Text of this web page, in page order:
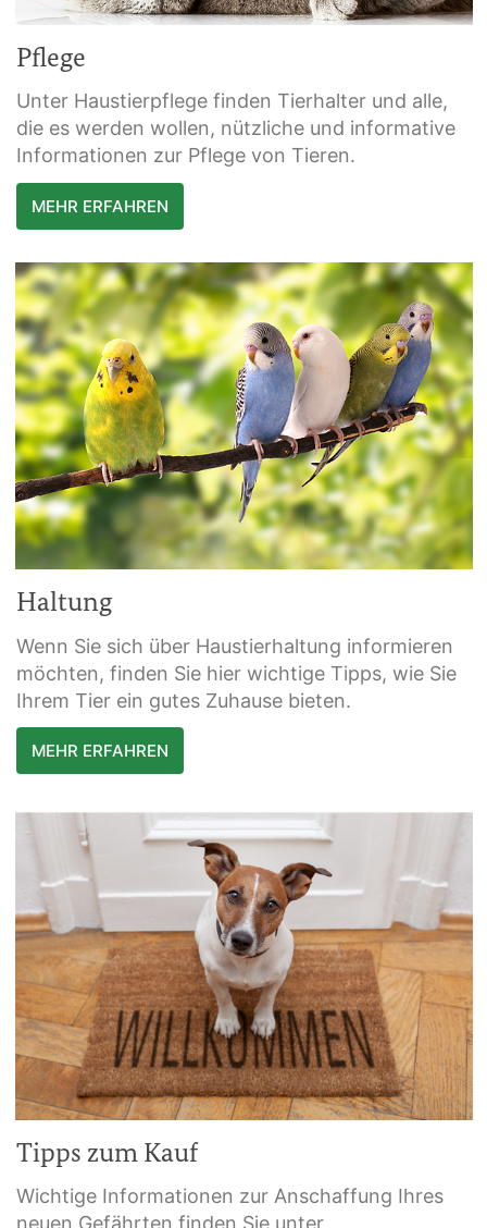
Pflege
Unter Haustierpflege finden Tierhalter und alle,
die es werden wollen, nützliche und informative
Informationen zur Pflege von Tieren.
MEHR ERFAHREN
Haltung
Wenn Sie sich über Haustierhaltung informieren
möchten, finden Sie hier wichtige Tipps, wie Sie
Ihrem Tier ein gutes Zuhause bieten.
MEHR ERFAHREN
Tipps zum Kauf
Wichtige Informationen zur Anschaffung Ihres
neuen Gefährten finden Sie unter